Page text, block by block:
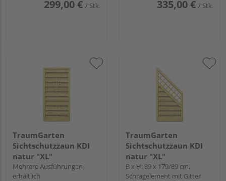
299,00 € / Stk. 335,00 € / Stk.
TraumGarten
Sichtschutzzaun KDI
natur "XL"
Mehrere Ausführungen
erhältlich
TraumGarten
Sichtschutzzaun KDI
natur "XL"
B x H: 89 x 179/89 cm,
Schrägelement mit Gitter